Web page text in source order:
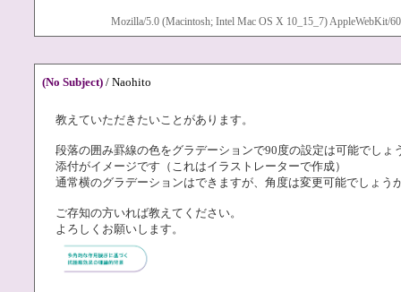
Mozilla/5.0 (Macintosh; Intel Mac OS X 10_15_7) AppleWebKit/
(No Subject) / Naohito
教えていただきたいことがあります。
段落の囲み罫線の色をグラデーションで90度の設定は可能でしょ
添付がイメージです（これはイラストレーターで作成）
通常横のグラデーションはできますが、角度は変更可能でしょう
ご存知の方いれば教えてください。
よろしくお願いします。